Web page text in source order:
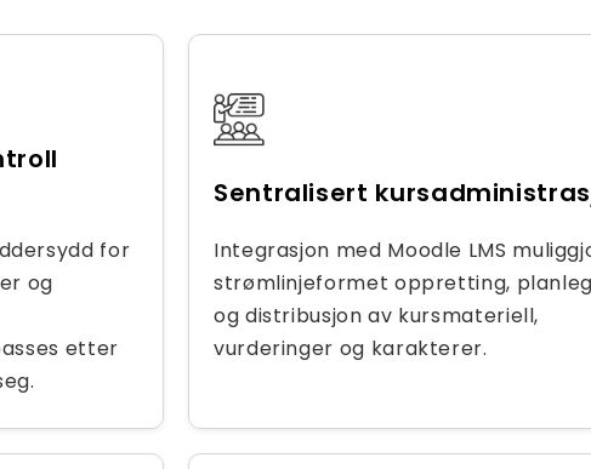
for
og
etter
Sentralisert
Integrasjon med Moodle LMS
strømlinjeformet oppretting,
og distribusjon av kursmateriell,
vurderinger og karakterer.